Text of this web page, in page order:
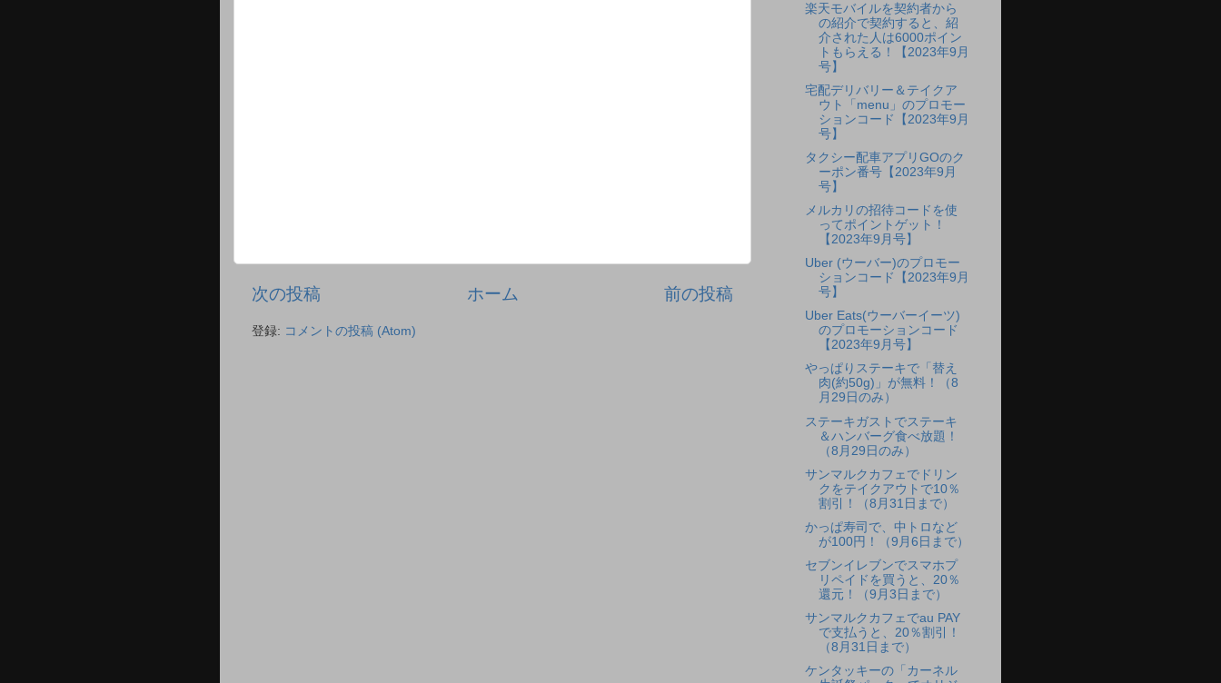
次の投稿 前の投稿
ホーム
登録: コメントの投稿 (Atom)
楽天モバイルを契約者から
の紹介で契約すると、紹
介された人は6000ポイン
トもらえる！【2023年9月
号】
宅配デリバリー＆テイクア
ウト「menu」のプロモー
ションコード【2023年9月
号】
タクシー配車アプリGOのク
ーポン番号【2023年9月
号】
メルカリの招待コードを使
ってポイントゲット！
【2023年9月号】
Uber (ウーバー)のプロモー
ションコード【2023年9月
号】
Uber Eats(ウーバーイーツ)
のプロモーションコード
【2023年9月号】
やっぱりステーキで「替え
肉(約50g)」が無料！（8
月29日のみ）
ステーキガストでステーキ
＆ハンバーグ食べ放題！
（8月29日のみ）
サンマルクカフェでドリン
クをテイクアウトで10％
割引！（8月31日まで）
かっぱ寿司で、中トロなど
が100円！（9月6日まで）
セブンイレブンでスマホプ
リペイドを買うと、20％
還元！（9月3日まで）
サンマルクカフェでau PAY
で支払うと、20％割引！
（8月31日まで）
ケンタッキーの「カーネル